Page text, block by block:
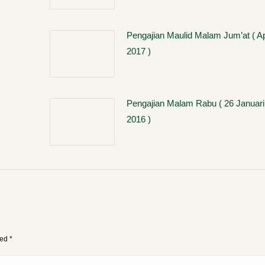
Pengajian Maulid Malam Jum’at (
2017 )
Pengajian Malam Rabu ( 26 Januari
2016 )
*